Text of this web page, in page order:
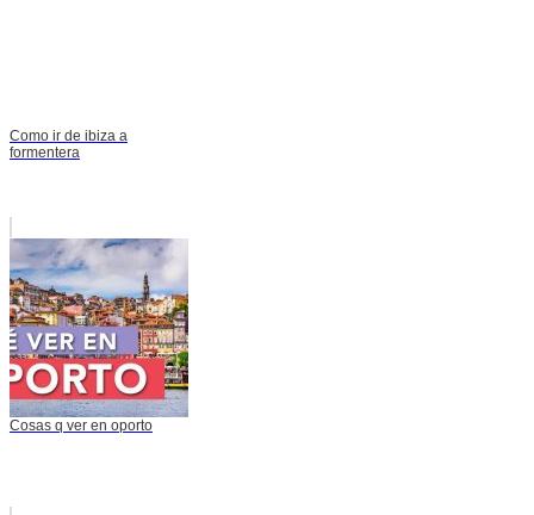
Como ir de ibiza a
formentera
Cosas q ver en oporto